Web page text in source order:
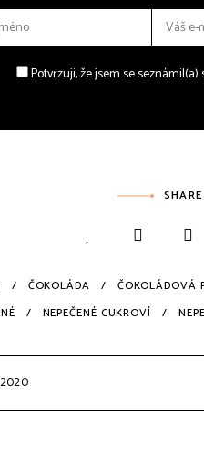
Potvrzuji, že jsem se
ČOKOLÁDA ČOKOLÁDOVÁ
NEPEČENÉ CUKROVÍ